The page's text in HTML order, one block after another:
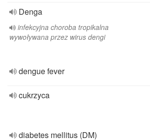
Denga
infekcyjna choroba tropikalna
wywoływana przez wirus dengi
dengue fever
cukrzyca
diabetes mellitus (DM)